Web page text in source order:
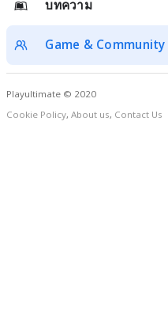
บทความ
Game & Community
Playultimate © 2020
Cookie Policy, About us, Contact Us